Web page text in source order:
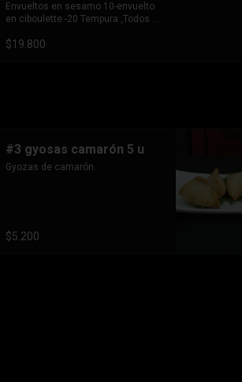
Envueltos en sesamo 10-envuelto
en ciboulette -20 Tempura ,Todos
cebollin
$19.800
#3 gyosas camarón 5 u
Gyozas de camarón.
$5.200